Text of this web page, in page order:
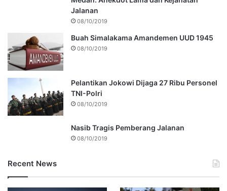
Jalanan
08/10/2019
Buah Simalakama Amandemen UUD 1945
08/10/2019
Pelantikan Jokowi Dijaga 27 Ribu Personel
TNI-Polri
08/10/2019
Nasib Tragis Pemberang Jalanan
08/10/2019
Recent News